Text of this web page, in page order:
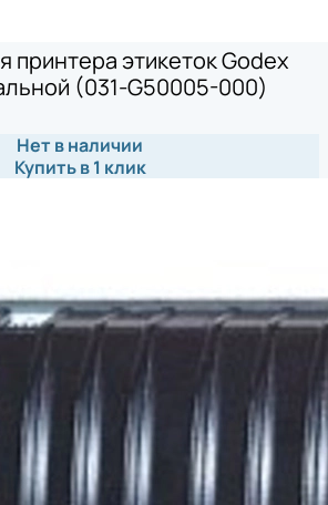
принтера этикеток Godex
(031-G50005-000)
Нет в наличии
Купить в 1 клик